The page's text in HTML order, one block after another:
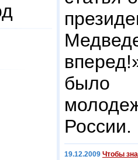
было
России.
19.12.2009 Чтобы